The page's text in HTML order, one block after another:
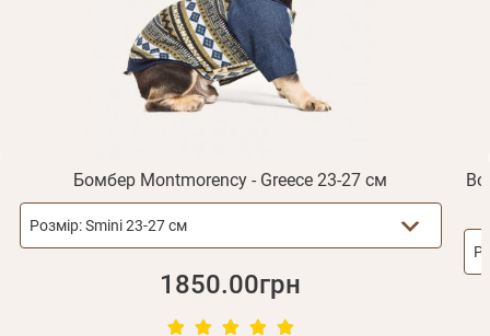
Бомбер Montmorency - Greece 23-27 см
Розмір:Smini 23-27 см
1850.00грн
Відправити
Реєстрація
або з допомогою
Зареєструватися
Згадали пароль?
Не прийшов лист? Повторити відправку